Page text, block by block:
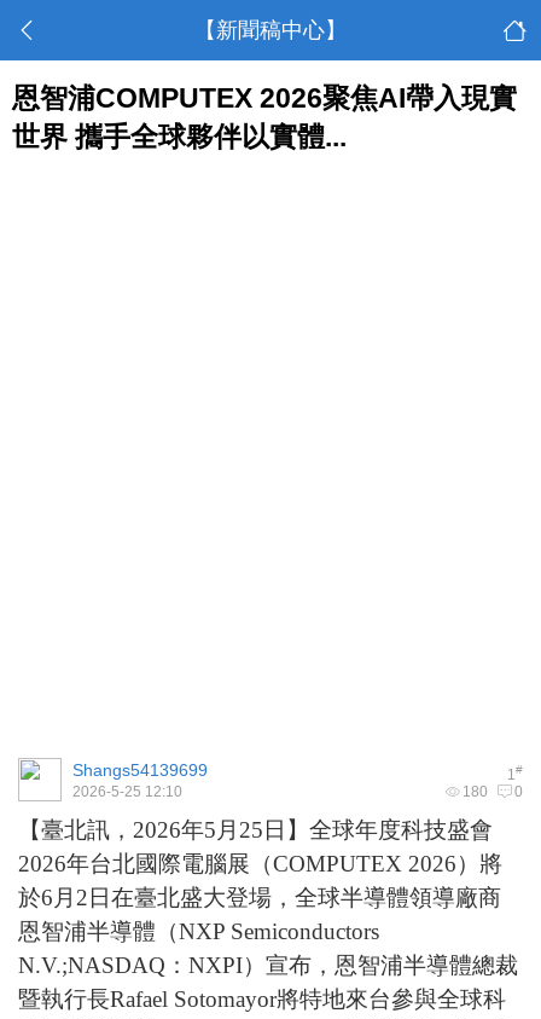
【新聞稿中心】
恩智浦COMPUTEX 2026聚焦AI帶入現實
世界 攜手全球夥伴以實體...
1#
Shangs54139699
180 0
2026-5-25 12:10
【臺北訊， 2026年5 月 25 日】全球年度科技盛會
2026年台北國際電腦展 （COMPUTEX 2026） 將
於6 月 2 日在臺北盛大登場 ，全球半導體領導廠商
恩智浦半導體（NXP Semiconductors
N.V.;NASDAQ ： NXPI）宣布，恩智浦半導體總裁
暨執行長Rafael Sotomayor將特地來台參與全球科